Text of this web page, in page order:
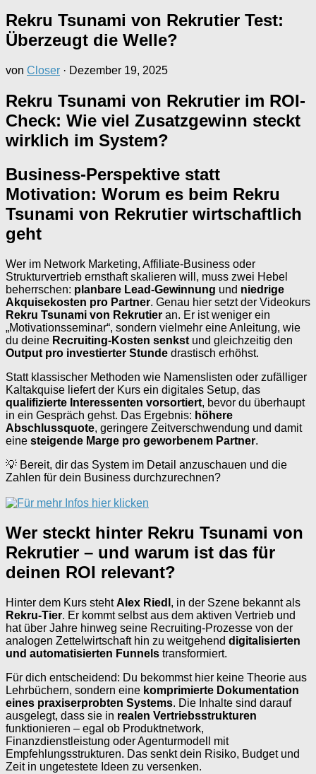
Rekru Tsunami von Rekrutier Test:
Überzeugt die Welle?
von Closer · Dezember 19, 2025
Rekru Tsunami von Rekrutier im ROI-
Check: Wie viel Zusatzgewinn steckt
wirklich im System?
Business-Perspektive statt
Motivation: Worum es beim Rekru
Tsunami von Rekrutier wirtschaftlich
geht
Wer im Network Marketing, Affiliate-Business oder
Strukturvertrieb ernsthaft skalieren will, muss zwei Hebel
beherrschen: planbare Lead-Gewinnung und niedrige
Akquisekosten pro Partner. Genau hier setzt der Videokurs
Rekru Tsunami von Rekrutier an. Er ist weniger ein
„Motivationsseminar“, sondern vielmehr eine Anleitung, wie
du deine Recruiting-Kosten senkst und gleichzeitig den
Output pro investierter Stunde drastisch erhöhst.
Statt klassischer Methoden wie Namenslisten oder zufälliger
Kaltakquise liefert der Kurs ein digitales Setup, das
qualifizierte Interessenten vorsortiert, bevor du überhaupt
in ein Gespräch gehst. Das Ergebnis: höhere
Abschlussquote, geringere Zeitverschwendung und damit
eine steigende Marge pro geworbenem Partner.
💡 Bereit, dir das System im Detail anzuschauen und die
Zahlen für dein Business durchzurechnen?
Wer steckt hinter Rekru Tsunami von
Rekrutier – und warum ist das für
deinen ROI relevant?
Hinter dem Kurs steht Alex Riedl , in der Szene bekannt als
Rekru-Tier. Er kommt selbst aus dem aktiven Vertrieb und
hat über Jahre hinweg seine Recruiting-Prozesse von der
analogen Zettelwirtschaft hin zu weitgehend digitalisierten
und automatisierten Funnels transformiert.
Für dich entscheidend: Du bekommst hier keine Theorie aus
Lehrbüchern, sondern eine komprimierte Dokumentation
eines praxiserprobten Systems. Die Inhalte sind darauf
ausgelegt, dass sie in realen Vertriebsstrukturen
funktionieren – egal ob Produktnetwork,
Finanzdienstleistung oder Agenturmodell mit
Empfehlungsstrukturen. Das senkt dein Risiko, Budget und
Zeit in ungetestete Ideen zu versenken.